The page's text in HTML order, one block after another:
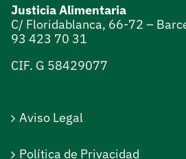
Justicia Alimentaria
C/ Floridablanca, 66-72 –
93 423 70 31
CIF. G 58429077
Aviso Legal
Política de Privacidad